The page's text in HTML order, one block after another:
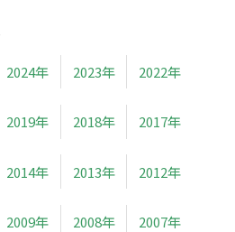
2024年 2023年 2022年
2019年 2018年 2017年
2014年 2013年 2012年
2009年 2008年 2007年